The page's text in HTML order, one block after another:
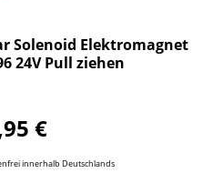
Solenoid Elektromagnet
24V Pull ziehen
€
innerhalb Deutschlands